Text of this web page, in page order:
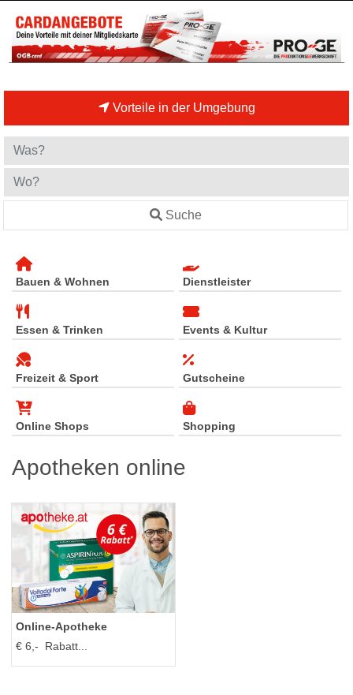
Vorteile in der Umgebung
Suche
Bauen & Wohnen Dienstleister
Essen & Trinken Events & Kultur
Freizeit & Sport Gutscheine
Online Shops Shopping
Apotheken online
Online‑Apotheke
€ 6,- Rabatt...